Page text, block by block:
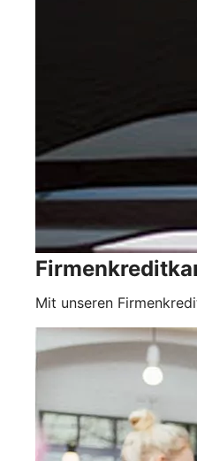
Mit unseren